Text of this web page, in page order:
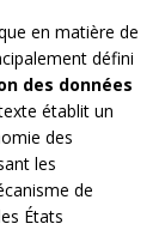
en matière de
défini
des données
établit un
des
les
de
États